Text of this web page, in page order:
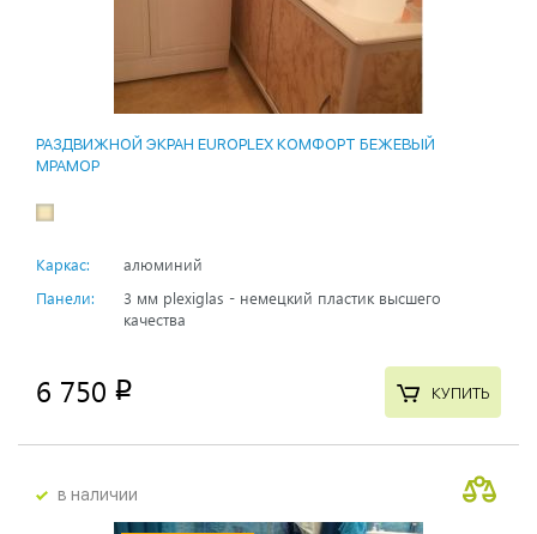
РАЗДВИЖНОЙ ЭКРАН EUROPLEX КОМФОРТ БЕЖЕВЫЙ
МРАМОР
Каркас:
алюминий
Панели:
3 мм plexiglas - немецкий пластик высшего
качества
6 750 p КУПИТЬ
в наличии